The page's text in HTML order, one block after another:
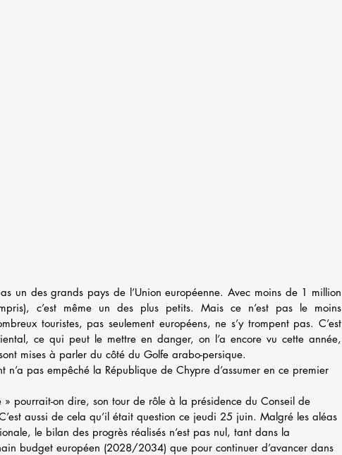
un des grands pays de l’Union européenne. Avec moins de 1 million
c’est même un des plus petits. Mais ce n’est pas le moins
touristes, pas seulement européens, ne s’y trompent pas. C’est
ce qui peut le mettre en danger, on l’a encore vu cette année,
mises à parler du côté du Golfe arabo-persique.
n’a pas empêché la République de Chypre d’assumer en ce premier
» pourrait-on dire, son tour de rôle à la présidence du Conseil de
aussi de cela qu’il était question ce jeudi 25 juin. Malgré les aléas
le bilan des progrès réalisés n’est pas nul, tant dans la
budget européen (2028/2034) que pour continuer d’avancer dans